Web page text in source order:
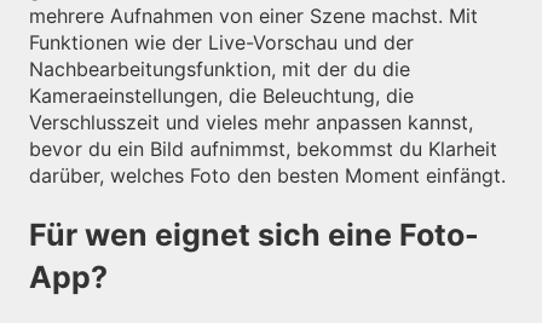
mehrere Aufnahmen von einer Szene machst. Mit
Funktionen wie der Live-Vorschau und der
Nachbearbeitungsfunktion, mit der du die
Kameraeinstellungen, die Beleuchtung, die
Verschlusszeit und vieles mehr anpassen kannst,
bevor du ein Bild aufnimmst, bekommst du Klarheit
darüber, welches Foto den besten Moment einfängt.
Für wen eignet sich eine Foto-
App?